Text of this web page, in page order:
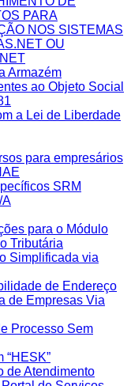
PARA
NOS SISTEMAS
OU
Armazém
ao Objeto Social
a Lei de Liberdade
para empresários
SRM
A
para o Módulo
Tributária
Simplificada via
de Endereço
de Empresas Via
Processo Sem
“HESK”
de Atendimento